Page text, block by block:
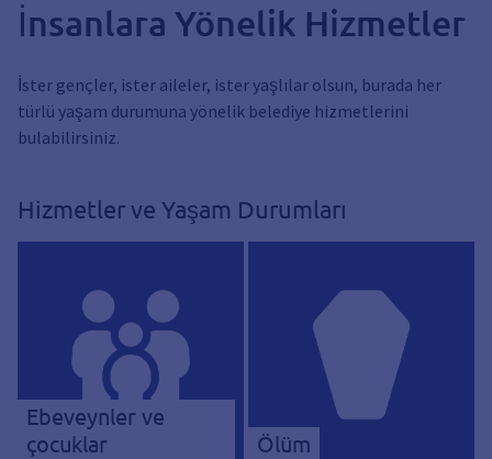
İnsanlara Yönelik Hizmetler
İster gençler, ister aileler, ister yaşlılar olsun, burada her
türlü yaşam durumuna yönelik belediye hizmetlerini
bulabilirsiniz.
Hizmetler ve Yaşam Durumları
Ebeveynler ve
çocuklar
Ölüm